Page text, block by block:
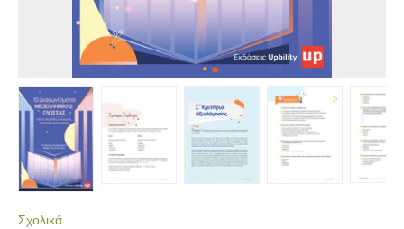
Load image 1 in gallery viewLoad image 2 in gallery view
Load image 3 in gallery view
Load image 4 inLoad
Σχολικά